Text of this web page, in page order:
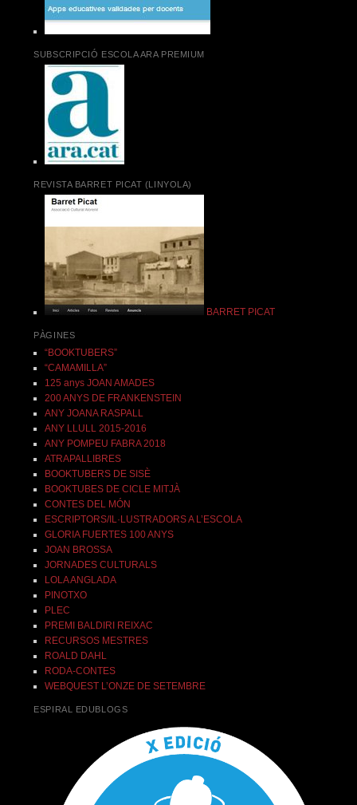
SUBSCRIPCIÓ ESCOLA ARA PREMIUM
REVISTA BARRET PICAT (LINYOLA)
BARRET PICAT
PÀGINES
“BOOKTUBERS”
“CAMAMILLA”
125 anys JOAN AMADES
200 ANYS DE FRANKENSTEIN
ANY JOANA RASPALL
ANY LLULL 2015-2016
ANY POMPEU FABRA 2018
ATRAPALLIBRES
BOOKTUBERS DE SISÈ
BOOKTUBES DE CICLE MITJÀ
CONTES DEL MÓN
ESCRIPTORS/IL·LUSTRADORS A L’ESCOLA
GLORIA FUERTES 100 ANYS
JOAN BROSSA
JORNADES CULTURALS
LOLA ANGLADA
PINOTXO
PLEC
PREMI BALDIRI REIXAC
RECURSOS MESTRES
ROALD DAHL
RODA-CONTES
WEBQUEST L’ONZE DE SETEMBRE
ESPIRAL EDUBLOGS